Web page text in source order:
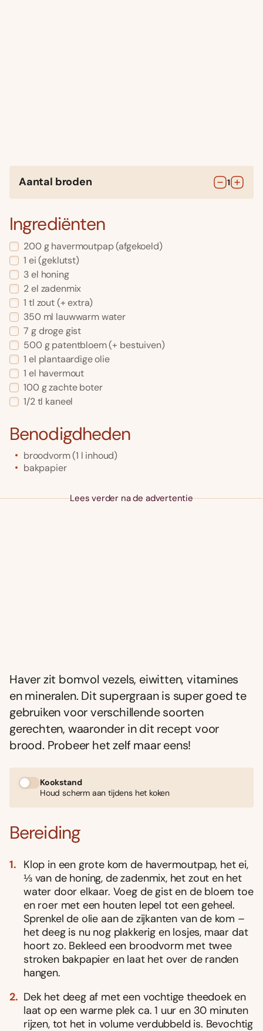
Aantal broden 1
Ingrediënten
200 g havermoutpap(afgekoeld)
1 ei(geklutst)
3el honing
2el zadenmix
1 tl zout(+ extra)
350 ml lauwwarm water
7 g droge gist
500 g patentbloem(+ bestuiven)
1 el plantaardige olie
1 el havermout
100 gzachte boter
1/2 tl kaneel
Benodigdheden
broodvorm (1 l inhoud)
bakpapier
Lees verder na de advertentie
Haver zit bomvol vezels, eiwitten, vitamines
en mineralen. Dit supergraan is super goed te
gebruiken voor verschillende soorten
gerechten, waaronder in dit recept voor
brood. Probeer het zelf maar eens!
Kookstand
Houd scherm aan tijdens het koken
Bereiding
Klop in een grote kom de havermoutpap, het ei,
⅓ van de honing, de zadenmix, het zout en het
water door elkaar. Voeg de gist en de bloem toe
en roer met een houten lepel tot een geheel.
Sprenkel de olie aan de zijkanten van de kom –
het deeg is nu nog plakkerig en losjes, maar dat
hoort zo. Bekleed een broodvorm met twee
stroken bakpapier en laat het over de randen
hangen.
Dek het deeg af met een vochtige theedoek en
laat op een warme plek ca. 1 uur en 30 minuten
rijzen, tot het in volume verdubbeld is. Bevochtig